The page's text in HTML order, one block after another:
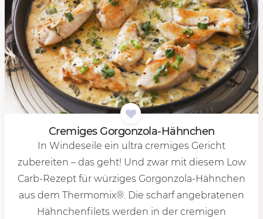
Cre­mi­ges Gor­gon­zo­la-Hähn­chen
In Windeseile ein ultra cremiges Gericht
zubereiten – das geht! Und zwar mit diesem Low
Carb-Rezept für würziges Gorgonzola-Hähnchen
aus dem Thermomix®. Die scharf angebratenen
Hähnchenfilets werden in der cremigen